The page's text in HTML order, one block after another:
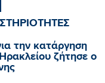
την κατάργηση
ζήτησε ο